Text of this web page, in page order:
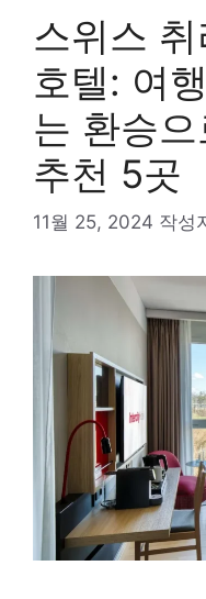
스위스
호텔: 여
는 환승
추천 5곳
11월 25, 2024 작성